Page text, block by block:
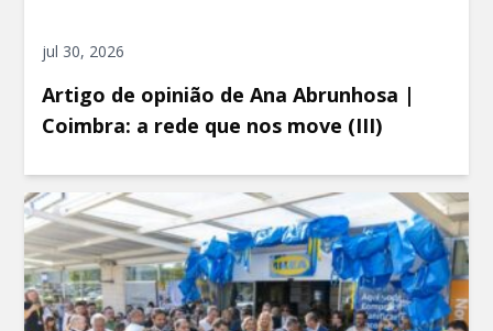
jul 30, 2026
Artigo de opinião de Ana Abrunhosa |
Coimbra: a rede que nos move (III)